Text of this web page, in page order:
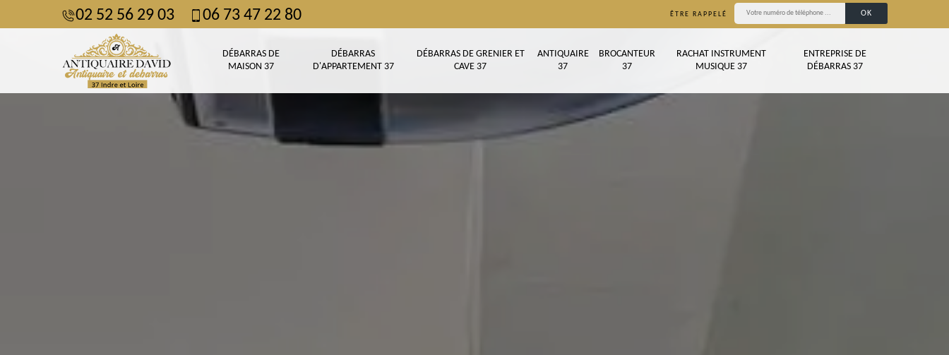
02 52 56 29 03 06 73 47 22 80 ÊTRE RAPPELÉ
DÉBARRAS DE
MAISON 37
DÉBARRAS
D'APPARTEMENT 37
DÉBARRAS DE GRENIER ET
CAVE 37
ANTIQUAIRE
37
BROCANTEUR
37
RACHAT INSTRUMENT
MUSIQUE 37
ENTREPRISE DE
DÉBARRAS 37